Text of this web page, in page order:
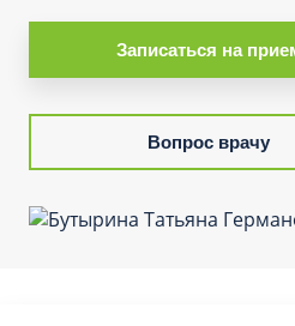
Записаться на
Вопрос врачу